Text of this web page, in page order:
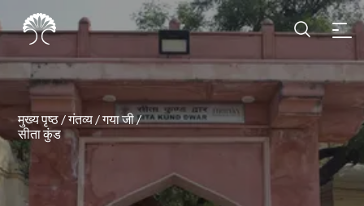
मुख्य पृष्ठ /गंतव्य /गया जी/
सीता कुंड